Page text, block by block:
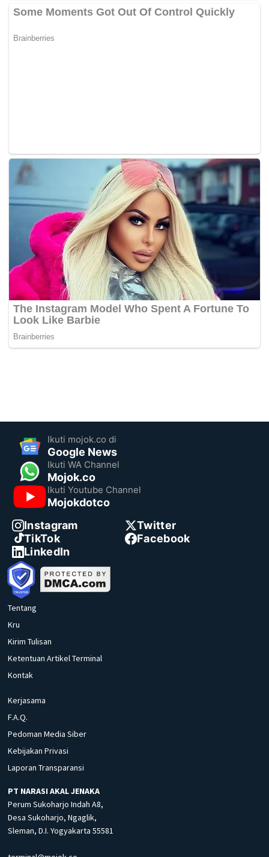
Ikuti mojok.co di
Google News
Ikuti WA Channel
Mojok.co
Ikuti Youtube Channel
Mojokdotco
Instagram
Twitter
TikTok
Facebook
LinkedIn
Tentang
Kru
Kirim Tulisan
Ketentuan Artikel Terminal
Kontak
Kerjasama
F.A.Q.
Pedoman Media Siber
Kebijakan Privasi
Laporan Transparansi
PT NARASI AKAL JENAKA
Perum Sukoharjo Indah A8,
Desa Sukoharjo, Ngaglik,
Sleman, D.I. Yogyakarta 55581